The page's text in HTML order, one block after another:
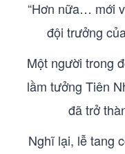
“Hơn nữa… mới
đội trưởng
Một người trong
lầm tưởng Tiên
đã trở
Nghĩ lại, lễ tang